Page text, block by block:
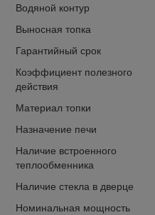
Водяной контур
Выносная топка
Гарантийный срок
Коэффициент полезного
действия
Материал топки
Назначение печи
Наличие встроенного
теплообменника
Наличие стекла в дверце
Номинальная мощность